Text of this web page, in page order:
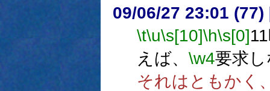
09/06/27 23:01 (77)
\t\u\s[10]\h\s[0]
えば、 \w4要求
それはともかく